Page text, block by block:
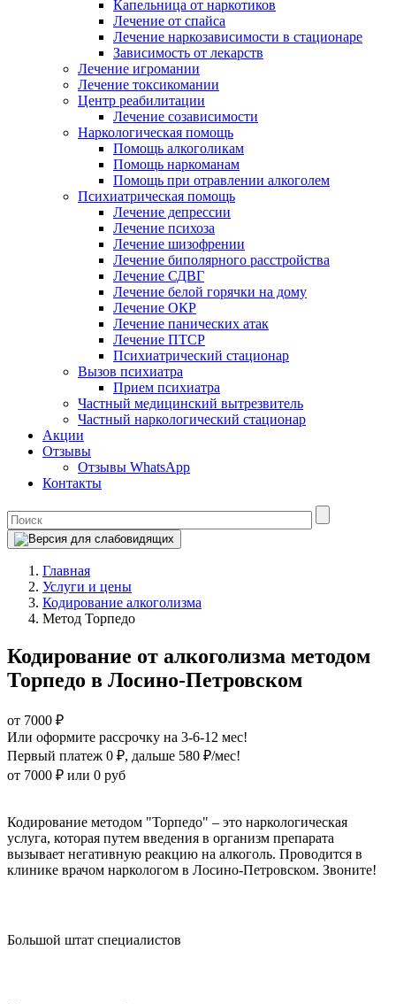
Капельница от наркотиков
Лечение от спайса
Лечение наркозависимости в стационаре
Зависимость от лекарств
Лечение игромании
Лечение токсикомании
Центр реабилитации
Лечение созависимости
Наркологическая помощь
Помощь алкоголикам
Помощь наркоманам
Помощь при отравлении алкоголем
Психиатрическая помощь
Лечение депрессии
Лечение психоза
Лечение шизофрении
Лечение биполярного расстройства
Лечение СДВГ
Лечение белой горячки на дому
Лечение ОКР
Лечение панических атак
Лечение ПТСР
Психиатрический стационар
Вызов психиатра
Прием психиатра
Частный медицинский вытрезвитель
Частный наркологический стационар
Акции
Отзывы
Отзывы WhatsApp
Контакты
Главная
Услуги и цены
Кодирование алкоголизма
Метод Торпедо
Кодирование от алкоголизма методом
Торпедо в Лосино-Петровском
от 7000 ₽
Или оформите рассрочку на 3-6-12 мес!
Первый платеж 0 ₽, дальше 580 ₽/мес!
от 7000 ₽ или 0 руб
Кодирование методом "Торпедо" – это наркологическая
услуга, которая путем введения в организм препарата
вызывает негативную реакцию на алкоголь. Проводится в
клинике врачом наркологом в Лосино-Петровском. Звоните!
Большой штат специалистов